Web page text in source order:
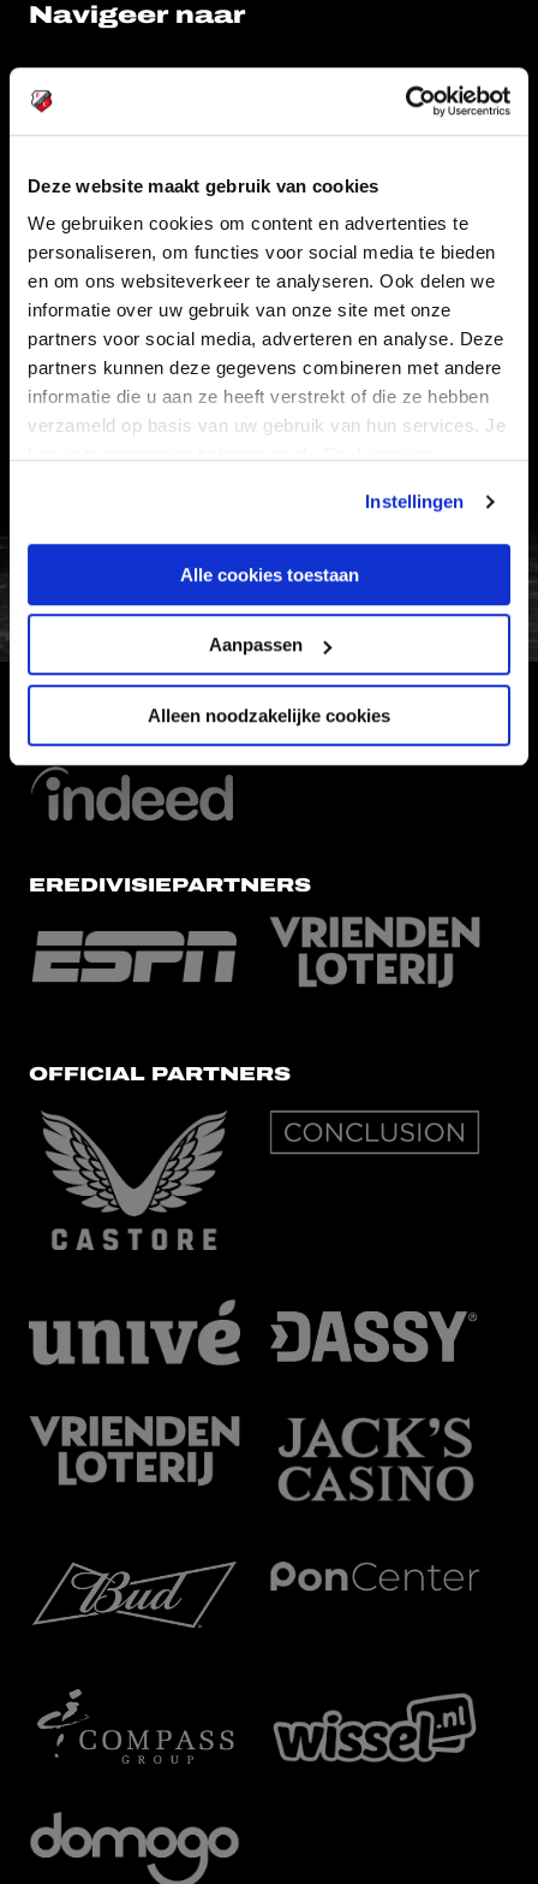
Deze website maakt gebruik van cookies
We gebruiken cookies om content en advertenties te
personaliseren, om functies voor social media te bieden
en om ons websiteverkeer te analyseren. Ook delen we
informatie over uw gebruik van onze site met onze
partners voor social media, adverteren en analyse. Deze
partners kunnen deze gegevens combineren met andere
informatie die u aan ze heeft verstrekt of die ze hebben
verzameld op basis van uw gebruik van hun services. Je
Instellingen
Alle cookies toestaan
Aanpassen
Alleen noodzakelijke cookies
Navigeer naar
CLUB
TEAMS
SUPPORTERS
FOUNDATION
Informatie
VEELGESTELDE VRAGEN
CONTACT
WERKEN BIJ
FC Utrecht<br>vanuit<br>het
HOOFDSPONSOR
EREDIVISIEPARTNERS
OFFICIAL PARTNERS